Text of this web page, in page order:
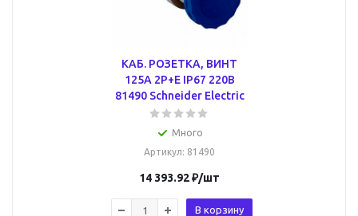
КАБ. РОЗЕТКА, ВИНТ
125А 2P+E IP67 220В
81490 Schneider Electric
Много
Артикул: 81490
14 393.92₽/шт
В корзину